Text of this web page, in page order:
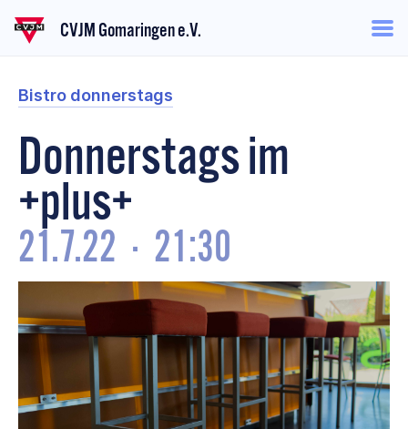
CVJM Gomaringen e.V.
Bistro donnerstags
Donnerstags im
+plus+
21.7.22 · 21:30